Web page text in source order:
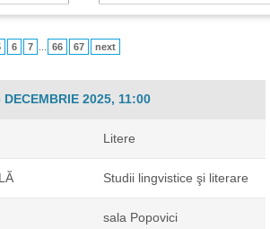
6 7 66 67 next
DECEMBRIE 2025, 11:00
Litere
Studii lingvistice şi literare
sala Popovici